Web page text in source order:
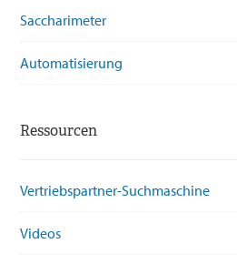
Saccharimeter
Automatisierung
Ressourcen
Vertriebspartner-Suchmaschine
Videos